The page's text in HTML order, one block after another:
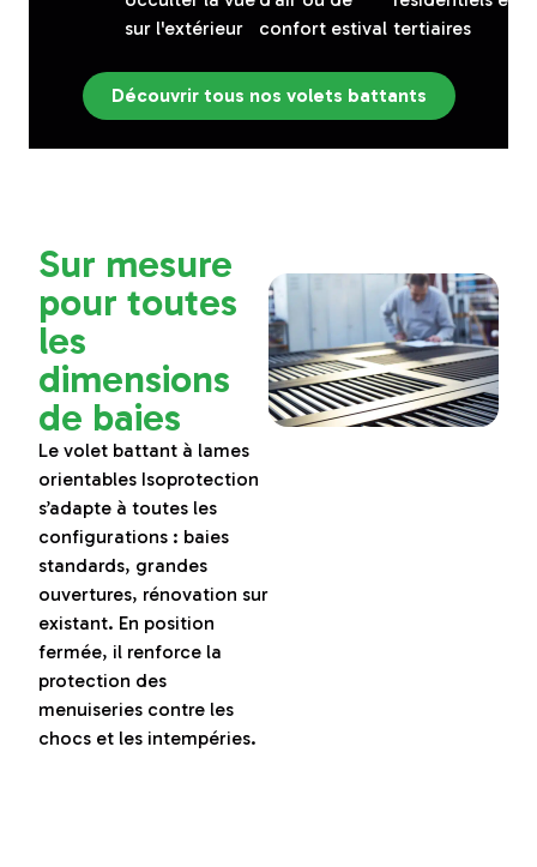
sur l'extérieur
confort estival tertiaires
Découvrir tous nos volets battants
Sur mesure
pour toutes
les
dimensions
de baies
Le volet battant à lames
orientables Isoprotection
s’adapte à toutes les
configurations : baies
standards, grandes
ouvertures, rénovation sur
existant. En position
fermée, il renforce la
protection des
menuiseries contre les
chocs et les intempéries.